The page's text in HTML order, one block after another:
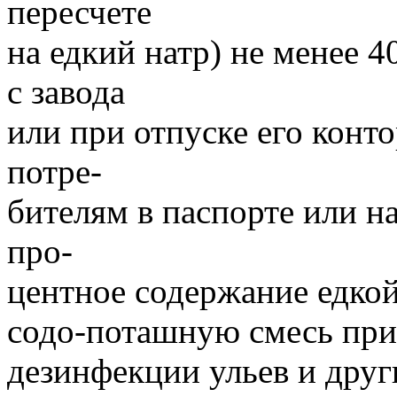
пересчете
на едкий натр) не менее
с завода
или при отпуске его
потре-
бителям в паспорте или
про-
центное содержание
содо-поташную смесь
дезинфекции ульев и